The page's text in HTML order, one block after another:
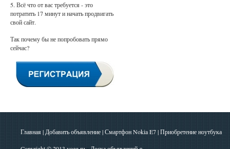
5. Всё что от вас требуется - это
потратить 17 минут и начать продвигать
свой сайт.
Так почему бы не попробовать прямо
сейчас?
Главная|Добавить объявление|Смартфон Nokia E7|Приобретение ноутбука